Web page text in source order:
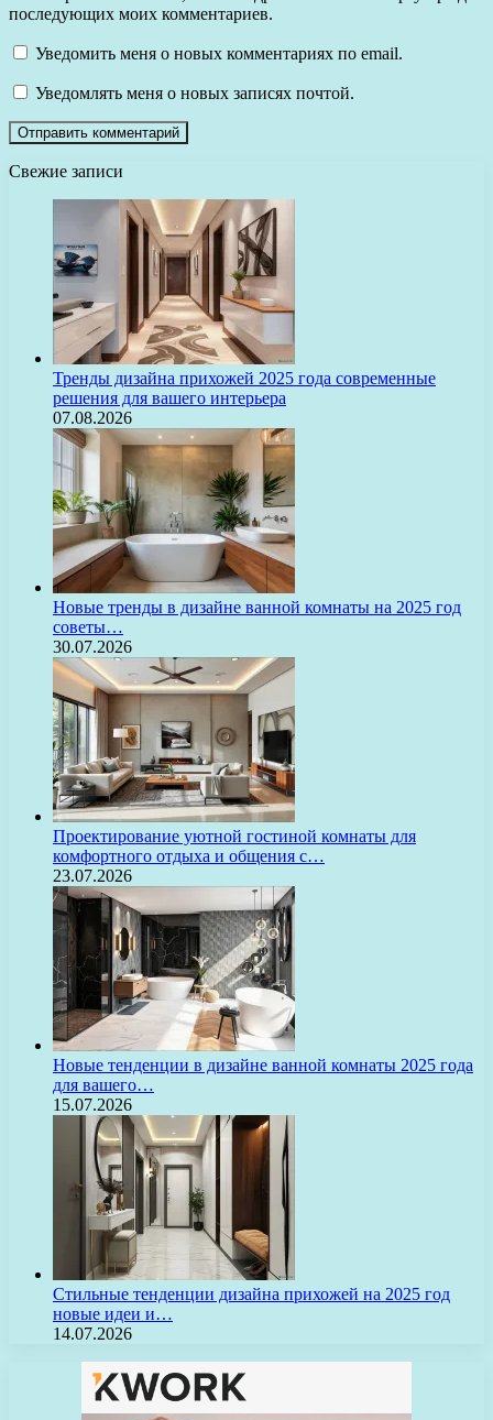
последующих моих комментариев.
Уведомить меня о новых комментариях по email.
Уведомлять меня о новых записях почтой.
Свежие записи
Тренды дизайна прихожей 2025 года современные
решения для вашего интерьера
07.08.2026
Новые тренды в дизайне ванной комнаты на 2025 год
советы…
30.07.2026
Проектирование уютной гостиной комнаты для
комфортного отдыха и общения с…
23.07.2026
Новые тенденции в дизайне ванной комнаты 2025 года
для вашего…
15.07.2026
Стильные тенденции дизайна прихожей на 2025 год
новые идеи и…
14.07.2026